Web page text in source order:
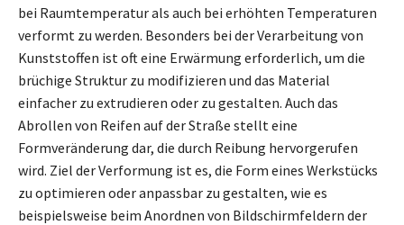
bei Raumtemperatur als auch bei erhöhten Temperaturen
verformt zu werden. Besonders bei der Verarbeitung von
Kunststoffen ist oft eine Erwärmung erforderlich, um die
brüchige Struktur zu modifizieren und das Material
einfacher zu extrudieren oder zu gestalten. Auch das
Abrollen von Reifen auf der Straße stellt eine
Formveränderung dar, die durch Reibung hervorgerufen
wird. Ziel der Verformung ist es, die Form eines Werkstücks
zu optimieren oder anpassbar zu gestalten, wie es
beispielsweise beim Anordnen von Bildschirmfeldern der